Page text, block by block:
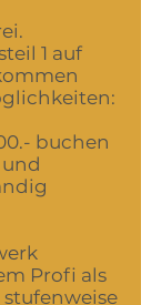
1 auf
buchen
Profi als